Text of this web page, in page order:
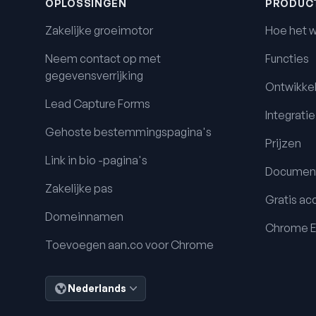
OPLOSSINGEN
Zakelijke groeimotor
Neem contact op met
gegevensverrijking
Lead Capture Forms
Gehoste bestemmingspagina's
Link in bio -pagina's
Zakelijke pas
Domeinnamen
Toevoegen aan.co voor Chrome
Hoe het
Functies
Integratie
Prijzen
Gratis
Chrome
Nederlands